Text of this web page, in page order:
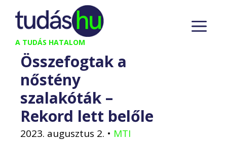
Kilépés
tartalomba
A TUDÁS HATALOM
Összefogtak a
nőstény
szalakóták –
Rekord lett belőle
2023. augusztus 2. • MTI